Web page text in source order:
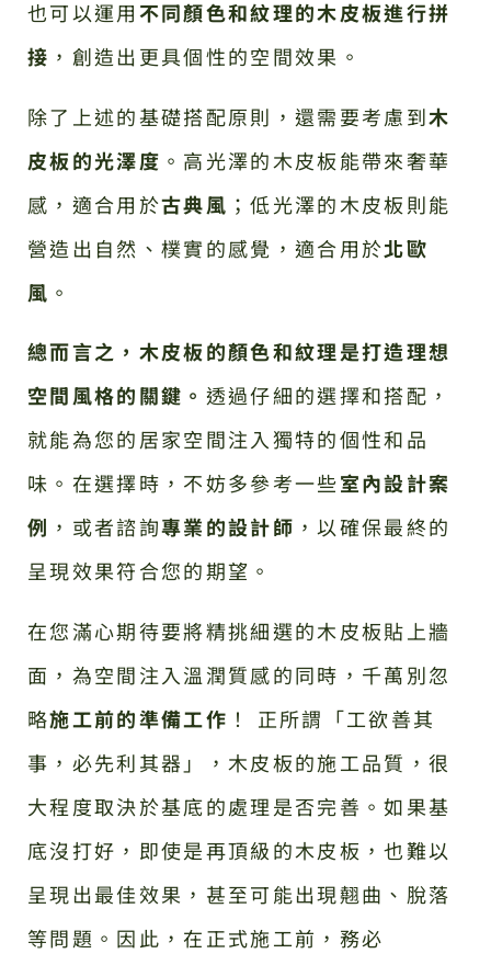
也可以運用不同顏色和紋理的木皮板進行拼
接 ，創造出更具個性的空間效果。
除了上述的基礎搭配原則，還需要考慮到木
皮板的光澤度 。高光澤的木皮板能帶來奢華
感，適合用於古典風 ；低光澤的木皮板則能
營造出自然、樸實的感覺，適合用於北歐
風 。
總而言之，木皮板的顏色和紋理是打造理想
空間風格的關鍵。 透過仔細的選擇和搭配，
就能為您的居家空間注入獨特的個性和品
味。在選擇時，不妨多參考一些室內設計案
例 ，或者諮詢專業的設計師 ，以確保最終的
呈現效果符合您的期望。
在您滿心期待要將精挑細選的木皮板貼上牆
面，為空間注入溫潤質感的同時，千萬別忽
略施工前的準備工作 ！ 正所謂「工欲善其
事，必先利其器」，木皮板的施工品質，很
大程度取決於基底的處理是否完善。如果基
底沒打好，即使是再頂級的木皮板，也難以
呈現出最佳效果，甚至可能出現翹曲、脫落
等問題。因此，在正式施工前，務必